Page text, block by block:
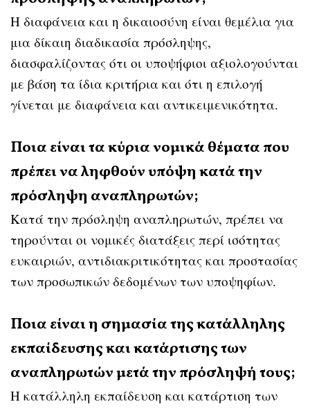
Η διαφάνεια και η δικαιοσύνη είναι θεμέλια για
μια δίκαιη διαδικασία πρόσληψης,
διασφαλίζοντας ότι οι υποψήφιοι αξιολογούνται
με βάση τα ίδια κριτήρια και ότι η επιλογή
γίνεται με διαφάνεια και αντικειμενικότητα.
Ποια είναι τα κύρια νομικά θέματα που
πρέπει να ληφθούν υπόψη κατά την
πρόσληψη αναπληρωτών;
Κατά την πρόσληψη αναπληρωτών, πρέπει να
τηρούνται οι νομικές διατάξεις περί ισότητας
ευκαιριών, αντιδιακριτικότητας και προστασίας
των προσωπικών δεδομένων των υποψηφίων.
Ποια είναι η σημασία της κατάλληλης
εκπαίδευσης και κατάρτισης των
αναπληρωτών μετά την πρόσληψή τους;
Η κατάλληλη εκπαίδευση και κατάρτιση των